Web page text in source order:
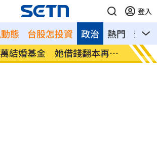
登入
態 台股怎投資 熱門 影音
政治
賽 瑪帝斯不怕白海豚有原因 視障